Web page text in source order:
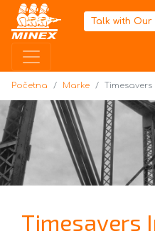
Početna
Talk with Our
Početna Marke
Timesavers